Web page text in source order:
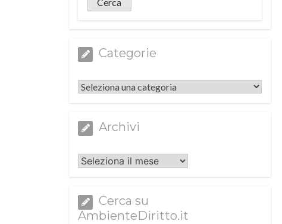
Categorie
Categorie
Archivi
Archivi
Cerca su
AmbienteDiritto.it